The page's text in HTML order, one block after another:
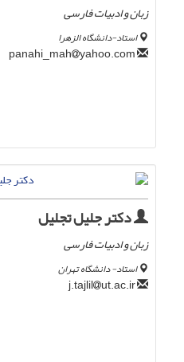
زبان و ادبیات فارسی
استاد-دانشگاه الزهرا
yahoo.com
دکتر جلیل تجلیل
زبان و ادبیات فارسی
استاد- دانشگاه تهران
ut.ac.ir